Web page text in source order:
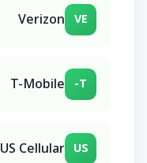
VE
Verizon
T-
T-Mobile
US
US Cellular